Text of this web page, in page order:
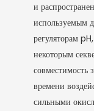
и
используемым
регуляторам
некоторым
совместимость
времени
сильными